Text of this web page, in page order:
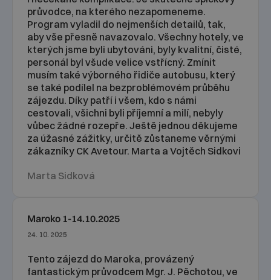
průvodce, na kterého nezapomeneme.
Program vyladil do nejmenších detailů, tak,
aby vše přesně navazovalo. Všechny hotely, ve
kterých jsme byli ubytováni, byly kvalitní, čisté,
personál byl všude velice vstřícný. Zmínit
musím také výborného řidiče autobusu, který
se také podílel na bezproblémovém průběhu
zájezdu. Díky patří i všem, kdo s námi
cestovali, všichni byli příjemní a milí, nebyly
vůbec žádné rozepře. Ještě jednou děkujeme
za úžasné zážitky, určitě zůstaneme věrnými
zákazníky CK Avetour. Marta a Vojtěch Sidkovi
Marta Sidková
Maroko 1-14.10.2025
24. 10. 2025
Tento zájezd do Maroka, provázený
fantastickým průvodcem Mgr. J. Pěchotou, ve